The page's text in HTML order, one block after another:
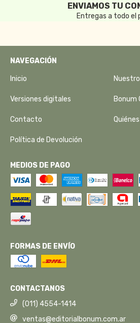
ENVIAMOS TU
Entregas a todo el
NAVEGACIÓN
Inicio
Versiones digitales Bonum
Contacto
Política de Devolución
MEDIOS DE PAGO
FORMAS DE ENVÍO
CONTACTANOS
(011) 4554-1414
ventas@editorialbonum.com.ar